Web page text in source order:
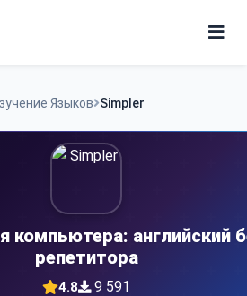
Языков Simpler
компьютера: английский
репетитора
4.8 9 591